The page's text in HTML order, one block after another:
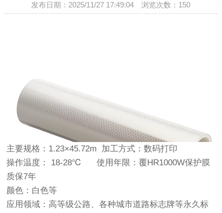
发布日期：2025/11/27 17:49:04 浏览次数： 150
主要规格：1.23×45.72m 加工方式：数码打印
操作温度： 18-28℃ 使用年限：覆HR1000W保护膜
质保7年
颜色：白色等
应用领域：高等级公路、各种城市道路标志牌等永久标